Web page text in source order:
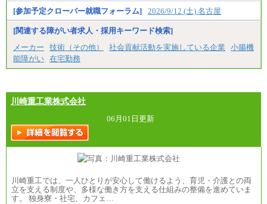
[参加予定クローバー就職フォーラム] 2026/9/12 (土) 名古屋
[関連する障がい者求人・採用キーワード検索]
メーカー
技術（その他） 社会貢献活動を実施している企業
小腸機
能障がい 在宅勤務
川崎重工業株式会社
06月01日更新
川崎重工では、一人ひとりが安心して働けるよう、育児・介護との両
立を支える制度や、多様な働き方を支える仕組みの整備を進めていま
す。 独身寮・社宅、カフェ…